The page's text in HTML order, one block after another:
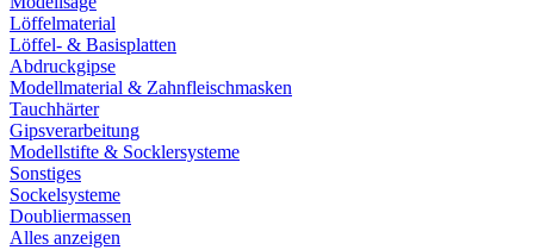
Löffelmaterial
Löffel- & Basisplatten
Abdruckgipse
Modellmaterial & Zahnfleischmasken
Tauchhärter
Gipsverarbeitung
Modellstifte & Socklersysteme
Sonstiges
Sockelsysteme
Doubliermassen
Alles anzeigen